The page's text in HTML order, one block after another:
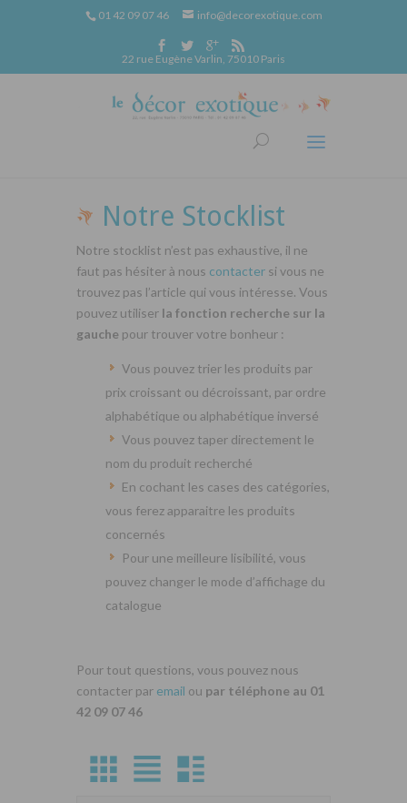
01 42 09 07 46 info@decorexotique.com
22 rue Eugène Varlin, 75010 Paris
Notre Stocklist
Notre stocklist n’est pas exhaustive, il ne
faut pas hésiter à nous contacter si vous ne
trouvez pas l’article qui vous intéresse. Vous
pouvez utiliser la fonction recherche sur la
gauche pour trouver votre bonheur :
Vous pouvez trier les produits par
prix croissant ou décroissant, par ordre
alphabétique ou alphabétique inversé
Vous pouvez taper directement le
nom du produit recherché
En cochant les cases des catégories,
vous ferez apparaitre les produits
concernés
Pour une meilleure lisibilité, vous
pouvez changer le mode d’affichage du
catalogue
Pour tout questions, vous pouvez nous
contacter par email ou par téléphone au 01
42 09 07 46